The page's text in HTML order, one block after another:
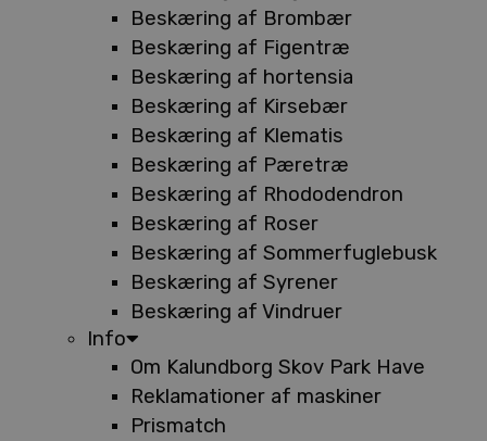
Beskæring af Brombær
Beskæring af Figentræ
Beskæring af hortensia
Beskæring af Kirsebær
Beskæring af Klematis
Beskæring af Pæretræ
Beskæring af Rhododendron
Beskæring af Roser
Beskæring af Sommerfuglebusk
Beskæring af Syrener
Beskæring af Vindruer
Info
Om Kalundborg Skov Park Have
Reklamationer af maskiner
Prismatch